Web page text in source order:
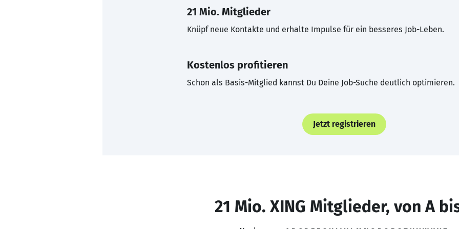
21 Mio. Mitglieder
Knüpf neue Kontakte und erhalte Impulse für ein besseres Job-Leben.
Kostenlos profitieren
Schon als Basis-Mitglied kannst Du Deine Job-Suche deutlich optimieren.
Jetzt registrieren
21 Mio. XING Mitglieder, von A